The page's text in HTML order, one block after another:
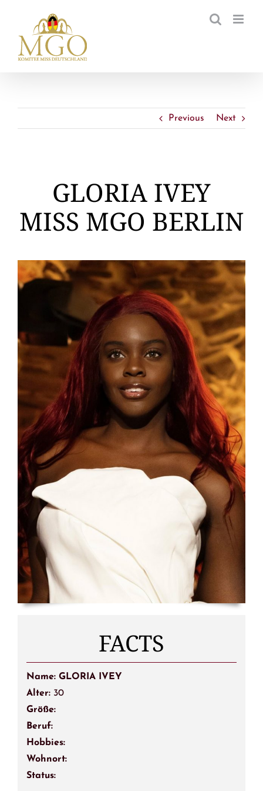
springen
Previous Next
GLORIA IVEY
MISS MGO BERLIN
FACTS
Name: GLORIA IVEY
Alter: 30
Größe:
Beruf:
Hobbies:
Wohnort:
Status: